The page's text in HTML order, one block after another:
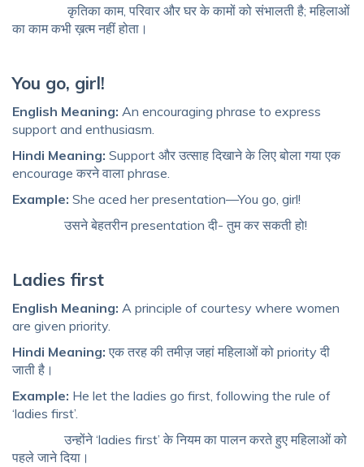
कृतिका काम, परिवार और घर के कामों को संभालती है; महिलाओं
का काम कभी ख़त्म नहीं होता।
You go, girl!
English Meaning: An encouraging phrase to express
support and enthusiasm.
Hindi Meaning: Support और उत्साह दिखाने के लिए बोला गया एक
encourage करने वाला phrase.
Example: She aced her presentation—You go, girl!
उसने बेहतरीन presentation दी- तुम कर सकती हो!
Ladies first
English Meaning: A principle of courtesy where women
are given priority.
Hindi Meaning: एक तरह की तमीज़ जहां महिलाओं को priority दी
जाती है।
Example: He let the ladies go first, following the rule of
‘ladies first’.
उन्होंने ‘ladies first’ के नियम का पालन करते हुए महिलाओं को
पहले जाने दिया।